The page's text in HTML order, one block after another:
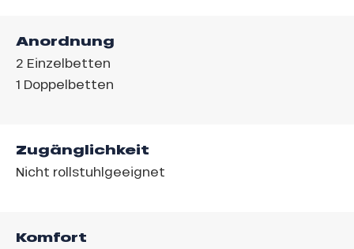
Anordnung
2 Einzelbetten
1 Doppelbetten
Zugänglichkeit
Nicht rollstuhlgeeignet
Komfort